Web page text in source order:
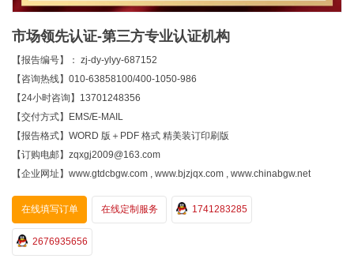
市场领先认证-第三方专业认证机构
【报告编号】： zj-dy-ylyy-687152
【咨询热线】010-63858100/400-1050-986
【24小时咨询】13701248356
【交付方式】EMS/E-MAIL
【报告格式】WORD 版＋PDF 格式 精美装订印刷版
【订购电邮】zqxgj2009@163.com
【企业网址】www.gtdcbgw.com , www.bjzjqx.com , www.chinabgw.net
在线填写订单 在线定制服务 1741283285
2676935656